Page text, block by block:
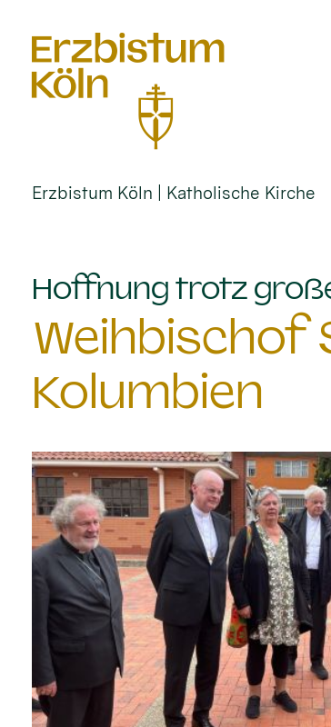
Erzbistum Köln | Katholische Kirche
Hoffnung trotz
Weihbischof
Kolumbien